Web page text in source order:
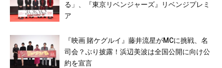
る」、『東京リベンジャーズ』リベンジプレミ
ア
『映画 賭ケグルイ』藤井流星がMCに挑戦、名
司会？ぶり披露！浜辺美波は全国公開に向け公
約を宣言